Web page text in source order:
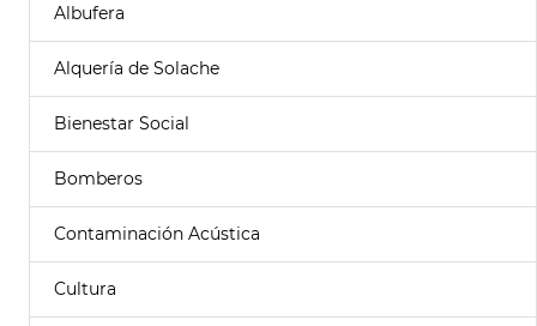
Albufera
Alquería de Solache
Bienestar Social
Bomberos
Contaminación Acústica
Cultura